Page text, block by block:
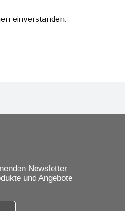
einverstanden.
Newsletter
und Angebote